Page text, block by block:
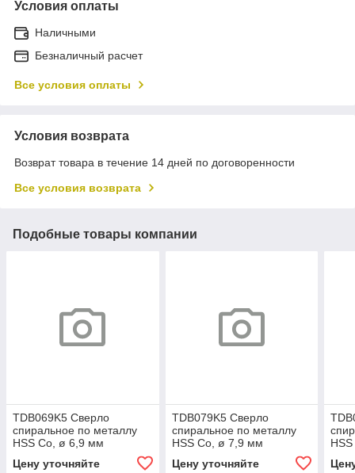
Условия оплаты
Наличными
Безналичный расчет
Все условия оплаты
Условия возврата
Возврат товара в течение 14 дней по договоренности
Все условия возврата
Подобные товары компании
TDB069K5 Сверло
спиральное по металлу
HSS Co, ø 6,9 мм
Цену уточняйте
TDB079K5 Сверло
спиральное по металлу
HSS Co, ø 7,9 мм
Цену уточняйте